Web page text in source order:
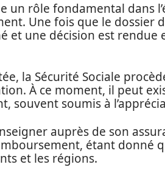
un rôle fondamental dans
Une fois que le dossier
et une décision est
la Sécurité Sociale
À ce moment, il peut
souvent soumis à
auprès de son
étant donné
et les régions.